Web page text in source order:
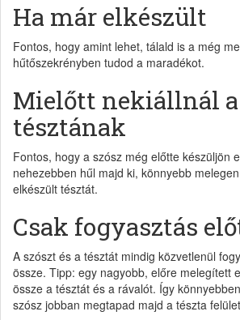
Ha már elkészült
Fontos, hogy amint lehet, tálald is a még
hűtőszekrényben tudod a maradékot.
Mielőtt nekiállnál a
tésztának
Fontos, hogy a szósz még előtte készüljön
nehezebben hűl majd ki, könnyebb
elkészült tésztát.
Csak fogyasztás
A szószt és a tésztát mindig közvetlenül
össze. Tipp: egy nagyobb, előre melegített
össze a tésztát és a rávalót. Így
szósz jobban megtapad majd a tészta